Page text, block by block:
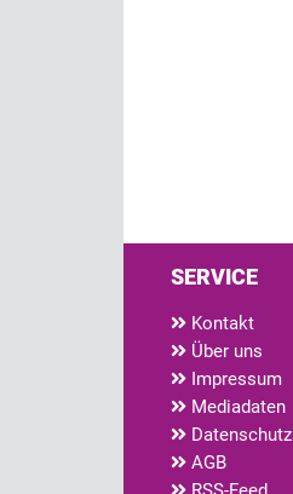
SERVICE
Kontakt
Über uns
Impressum
Mediadaten
Datenschutz
AGB